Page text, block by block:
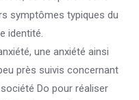
symptômes typiques du
identité.
une anxiété ainsi
près suivis concernant
Do pour réaliser